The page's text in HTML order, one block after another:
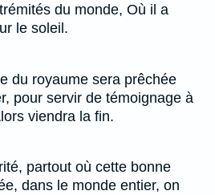
du monde, Où il a
le soleil.
du royaume sera prêchée
pour servir de témoignage à
viendra la fin.
partout où cette bonne
dans le monde entier, on